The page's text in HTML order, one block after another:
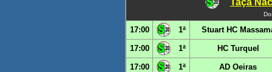
Taça
17:00 1ª Stuart HC
17:00 1ª HC Turquel
17:00 1ª AD Oeiras